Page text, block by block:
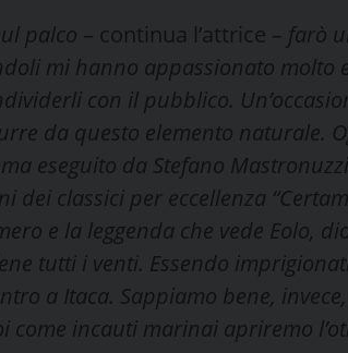
palco – continua l’attrice – farò
mi hanno appassionato molto
con il pubblico.
da questo elemento naturale.
eseguito da Stefano
dei classici per eccellenza
e la leggenda che vede Eolo,
tutti i venti. Essendo
a Itaca. Sappiamo bene,
come incauti marinai apriremo